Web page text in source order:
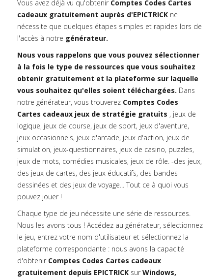
Vous avez déjà vu qu'obtenir Comptes Codes Cartes
cadeaux gratuitement auprès d'EPICTRICK ne
nécessite que quelques étapes simples et rapides lors de
l'accès à notre générateur.
Nous vous rappelons que vous pouvez sélectionner
à la fois le type de ressources que vous souhaitez
obtenir gratuitement et la plateforme sur laquelle
vous souhaitez qu'elles soient téléchargées. Dans
notre générateur, vous trouverez Comptes Codes
Cartes cadeaux jeux de stratégie gratuits , jeux de
logique, jeux de course, jeux de sport, jeux d'aventure,
jeux occasionnels, jeux d'arcade, jeux d'action, jeux de
simulation, jeux-questionnaires, jeux de casino, puzzles,
jeux de mots, comédies musicales, jeux de rôle. -des jeux,
des jeux de cartes, des jeux éducatifs, des bandes
dessinées et des jeux de voyage... Tout ce à quoi vous
pouvez jouer !
Chaque type de jeu nécessite une série de ressources.
Nous les avons tous ! Accédez au générateur, sélectionnez
le jeu, entrez votre nom d'utilisateur et sélectionnez la
plateforme correspondante : nous avons la capacité
d'obtenir Comptes Codes Cartes cadeaux
gratuitement depuis EPICTRICK sur Windows,